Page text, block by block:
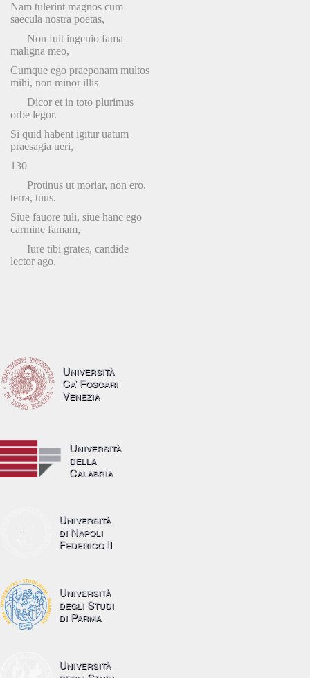
Nam tulerint magnos cum
saecula nostra poetas,
Non fuit ingenio fama
maligna meo,
Cumque ego praeponam multos
mihi, non minor illis
Dicor et in toto plurimus
orbe legor.
Si quid habent igitur uatum
praesagia ueri,
130
Protinus ut moriar, non ero,
terra, tuus.
Siue fauore tuli, siue hanc ego
carmine famam,
Iure tibi grates, candide
lector ago.
Università
Ca’ Foscari
Venezia
Università
della
Calabria
Università
di Napoli
Federico II
Università
degli Studi
di Parma
Università